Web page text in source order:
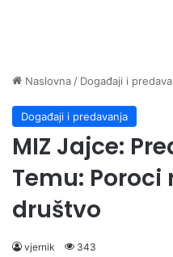
Naslovna / Događaji i
Događaji i predavanja
MIZ Jajce:
Temu: Poroci
društvo
vjernik 343